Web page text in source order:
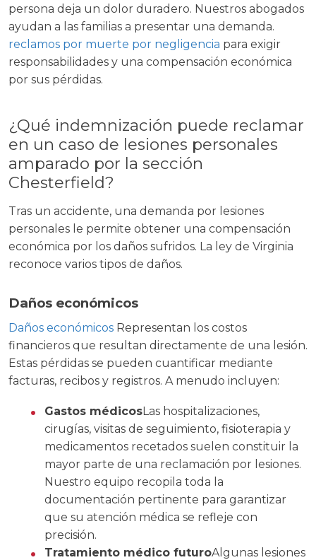
persona deja un dolor duradero. Nuestros abogados
ayudan a las familias a presentar una demanda.
reclamos por muerte por negligencia para exigir
responsabilidades y una compensación económica
por sus pérdidas.
¿Qué indemnización puede reclamar
en un caso de lesiones personales
amparado por la sección
Chesterfield?
Tras un accidente, una demanda por lesiones
personales le permite obtener una compensación
económica por los daños sufridos. La ley de Virginia
reconoce varios tipos de daños.
Daños económicos
Daños económicos Representan los costos
financieros que resultan directamente de una lesión.
Estas pérdidas se pueden cuantificar mediante
facturas, recibos y registros. A menudo incluyen:
Gastos médicosLas hospitalizaciones,
cirugías, visitas de seguimiento, fisioterapia y
medicamentos recetados suelen constituir la
mayor parte de una reclamación por lesiones.
Nuestro equipo recopila toda la
documentación pertinente para garantizar
que su atención médica se refleje con
precisión.
Tratamiento médico futuroAlgunas lesiones